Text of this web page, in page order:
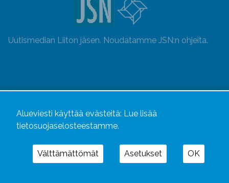
Uutismedian Liiton jäsen. Noudatamme JSN:n ohjeita.
Alueviesti käyttää evästeitä: Lue lisää
tietosuojaselosteestamme.
Välttämättömät Asetukset OK